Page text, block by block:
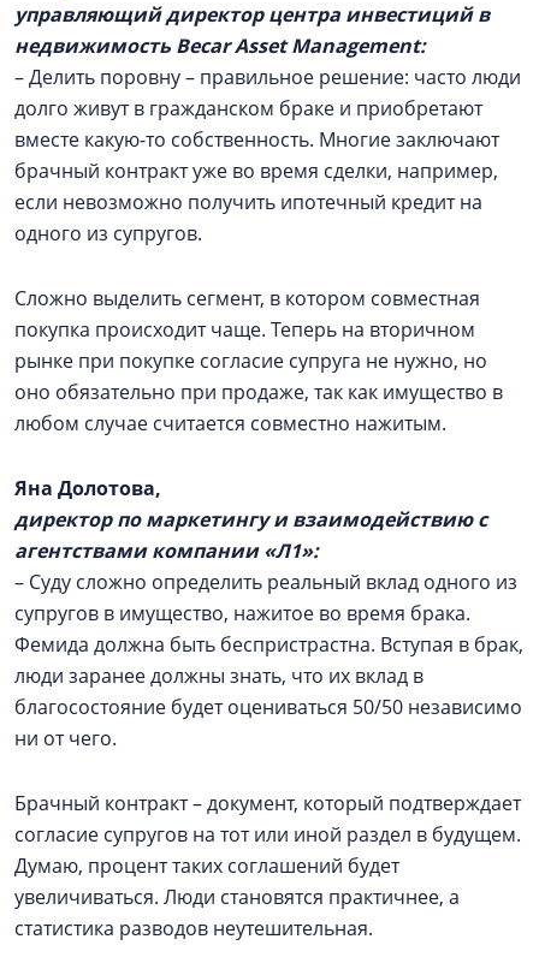
управляющий директор центра инвестиций в
недвижимость Becar Asset Management:
– Делить поровну – правильное решение: часто люди
долго живут в гражданском браке и приобретают
вместе какую-то собственность. Многие заключают
брачный контракт уже во время сделки, например,
если невозможно получить ипотечный кредит на
одного из супругов.
Сложно выделить сегмент, в котором совместная
покупка происходит чаще. Теперь на вторичном
рынке при покупке согласие супруга не нужно, но
оно обязательно при продаже, так как имущество в
любом случае считается совместно нажитым.
Яна Долотова,
директор по маркетингу и взаимодействию с
агентствами компании «Л1»:
– Суду сложно определить реальный вклад одного из
супругов в имущество, нажитое во время брака.
Фемида должна быть беспристрастна. Вступая в брак,
люди заранее должны знать, что их вклад в
благосостояние будет оцениваться 50/50 независимо
ни от чего.
Брачный контракт – документ, который подтверждает
согласие супругов на тот или иной раздел в будущем.
Думаю, процент таких соглашений будет
увеличиваться. Люди становятся практичнее, а
статистика разводов неутешительная.